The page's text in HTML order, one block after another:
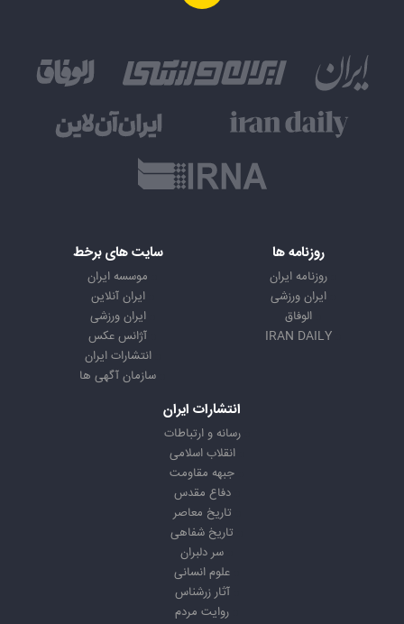
روزنامه ها
روزنامه ایران
ایران ورزشی
الوفاق
IRAN DAILY
سایت های برخط
موسسه ایران
ایران آنلاین
ایران ورزشی
آژانس عکس
انتشارات ایران
سازمان آگهی ها
انتشارات ایران
رسانه و ارتباطات
انقلاب اسلامی
جبهه مقاومت
دفاع مقدس
تاریخ معاصر
تاریخ شفاهی
سر دلبران
علوم انسانی
آثار زرشناس
روایت مردم